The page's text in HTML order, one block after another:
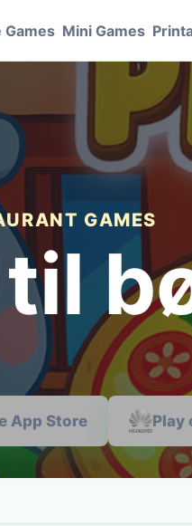
Games Mini Games
GAMES
App Store Play